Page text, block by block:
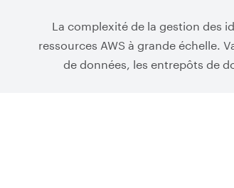
La complexité de la gestion des
ressources AWS à grande échelle.
de données, les entrepôts de